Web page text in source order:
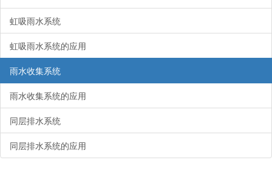
虹吸雨水系统
虹吸雨水系统的应用
雨水收集系统
雨水收集系统的应用
同层排水系统
同层排水系统的应用